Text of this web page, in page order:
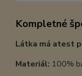
Kompletné
Látka má atest
Materiál: 100%